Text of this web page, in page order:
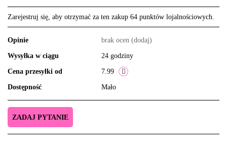
Zarejestruj się, aby otrzymać za ten zakup 64 punktów lojalnościowych.
Opinie brak ocen (dodaj)
Wysyłka w ciągu 24 godziny
Cena przesyłki od 7.99
Dostępność Mało
ZADAJ PYTANIE